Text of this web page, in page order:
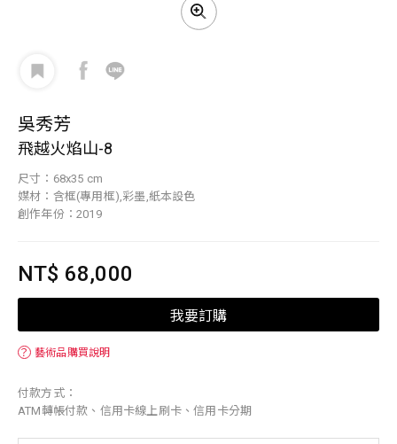
吳秀芳
飛越火焰山-8
尺寸：68x35 cm
媒材：含框(專用框),彩墨,紙本設色
創作年份：2019
NT$ 68,000
我要訂購
？ 藝術品購買說明
付款方式：
ATM轉帳付款、信用卡線上刷卡、信用卡分期